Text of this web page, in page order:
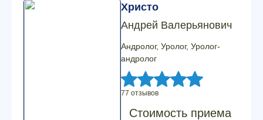
Христо
Андрей Валерьянович
Андролог, Уролог, Уролог-
андролог
77 отзывов
Стоимость приема